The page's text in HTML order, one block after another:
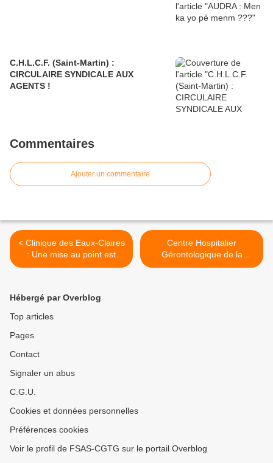
C.H.L.C.F. (Saint-Martin) :
CIRCULAIRE SYNDICALE AUX
AGENTS !
Commentaires
Ajouter un commentaire
< Clinique des Eaux-Claires
: Une mise au point est
nécessaire en cette période
Centre Hospitalier
Gérontologique de la
Guadeloupe (CH2G) : Le
Hébergé par Overblog
Top articles
Pages
Contact
Signaler un abus
C.G.U.
Cookies et données personnelles
Préférences cookies
Voir le profil de FSAS-CGTG sur le portail Overblog